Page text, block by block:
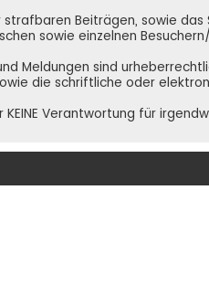
Beiträgen, sowie
sowie einzelnen
Meldungen sind
die schriftliche oder
Verantwortung für